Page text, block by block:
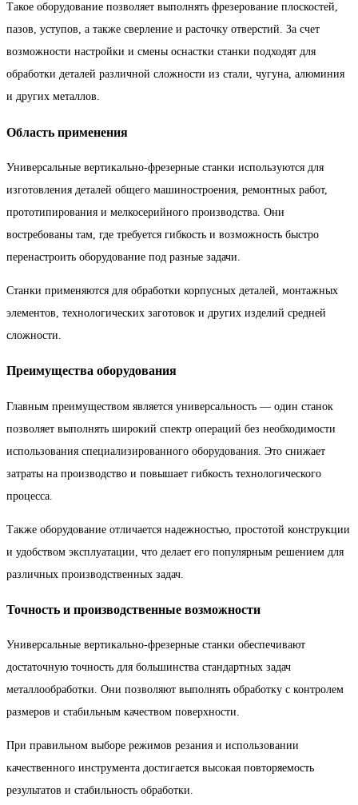
Такое оборудование позволяет выполнять фрезерование плоскостей,
пазов, уступов, а также сверление и расточку отверстий. За счет
возможности настройки и смены оснастки станки подходят для
обработки деталей различной сложности из стали, чугуна, алюминия
и других металлов.
Область применения
Универсальные вертикально-фрезерные станки используются для
изготовления деталей общего машиностроения, ремонтных работ,
прототипирования и мелкосерийного производства. Они
востребованы там, где требуется гибкость и возможность быстро
перенастроить оборудование под разные задачи.
Станки применяются для обработки корпусных деталей, монтажных
элементов, технологических заготовок и других изделий средней
сложности.
Преимущества оборудования
Главным преимуществом является универсальность — один станок
позволяет выполнять широкий спектр операций без необходимости
использования специализированного оборудования. Это снижает
затраты на производство и повышает гибкость технологического
процесса.
Также оборудование отличается надежностью, простотой конструкции
и удобством эксплуатации, что делает его популярным решением для
различных производственных задач.
Точность и производственные возможности
Универсальные вертикально-фрезерные станки обеспечивают
достаточную точность для большинства стандартных задач
металлообработки. Они позволяют выполнять обработку с контролем
размеров и стабильным качеством поверхности.
При правильном выборе режимов резания и использовании
качественного инструмента достигается высокая повторяемость
результатов и стабильность обработки.